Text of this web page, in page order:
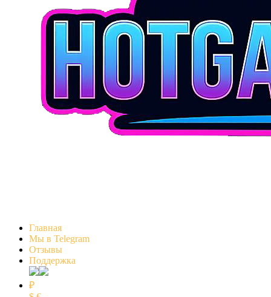
Главная
Мы в Telegram
Отзывы
Поддержка
₽